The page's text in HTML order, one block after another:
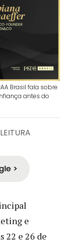
Brasil fala sobre
antes do
e
22 e 26 de